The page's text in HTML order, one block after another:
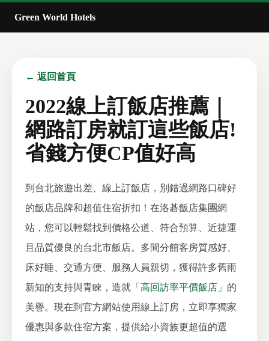
Green World Hotels
← 返回首頁
2022線上訂飯店推薦｜
網路訂房就訂這些飯店!
省錢方便CP值好高
到台北旅遊出差、線上訂飯店，別錯過網路口碑好
的飯店品牌和超值住宿折扣！在洛碁飯店集團網
站，您可以輕鬆找到價格公道、符合預算、近捷運
且品質優良的台北市飯店。多間分館客房質感好、
床好睡、交通方便、服務人員親切，獲得許多舊雨
新知的支持與青睞，造就「 高回訪率平價飯店 」的
美譽。 現在到官方網站使用線上訂房，立即享獨家
優惠與多款住宿方案，提供給小資族更超值的選